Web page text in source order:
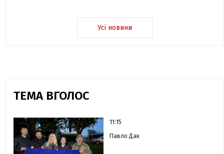
Усі новини
ТЕМА ВГОЛОС
11:15
Павло Дак